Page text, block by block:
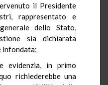
il Presidente
rappresentato e
dello Stato,
sia dichiarata
infondata;
evidenzia, in primo
richiederebbe una